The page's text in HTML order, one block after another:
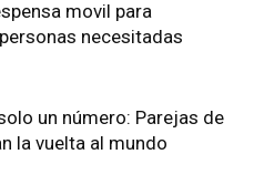
movil para
necesitadas
un número: Parejas de
la vuelta al mundo